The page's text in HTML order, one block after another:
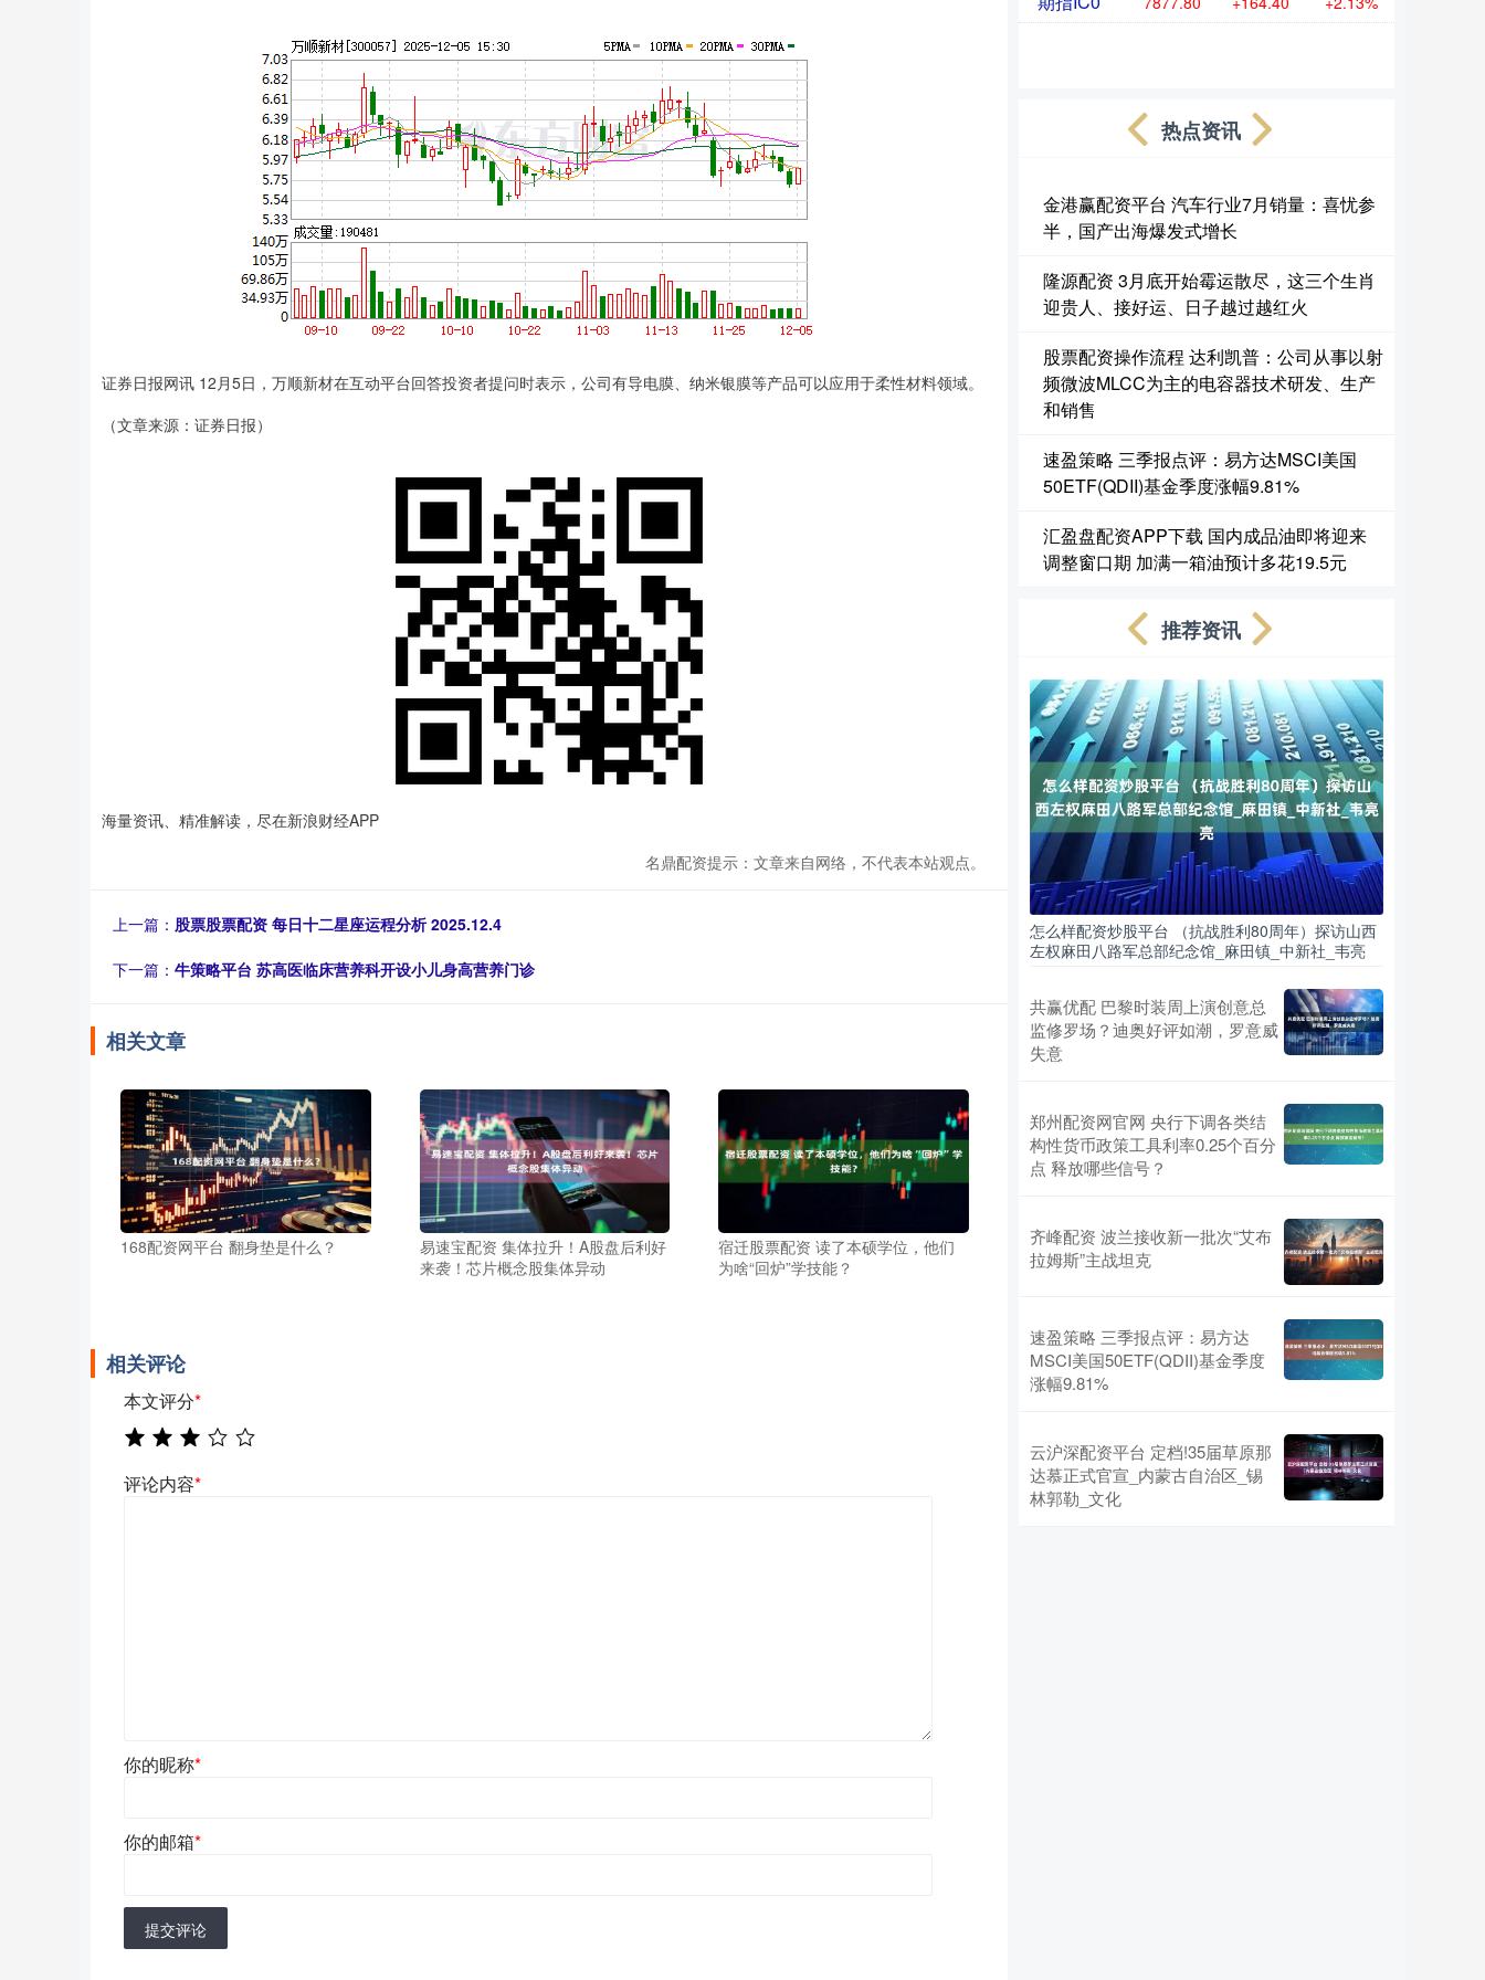
证券日报网讯 12月5日，万顺新材在互动平台回答投资者提问时表示，公司有导电膜、纳米银膜等产品可以应用于柔性材料领域。
（文章来源：证券日报）
海量资讯、精准解读，尽在新浪财经APP
名鼎配资提示：文章来自网络，不代表本站观点。
上一篇： 股票股票配资 每日十二星座运程分析 2025.12.4
下一篇： 牛策略平台 苏高医临床营养科开设小儿身高营养门诊
相关文章
168配资网平台 翻身垫是什么？
易速宝配资 集体拉升！A股盘后利好
来袭！芯片概念股集体异动
宿迁股票配资 读了本硕学位，他们
为啥“回炉”学技能？
相关评论
本文评分*
评论内容*
你的昵称*
你的邮箱*
提交评论
热点资讯
金港赢配资平台 汽车行业7月销量：喜忧参
半，国产出海爆发式增长
隆源配资 3月底开始霉运散尽，这三个生肖
迎贵人、接好运、日子越过越红火
股票配资操作流程 达利凯普：公司从事以射
频微波MLCC为主的电容器技术研发、生产
和销售
速盈策略 三季报点评：易方达MSCI美国
50ETF(QDII)基金季度涨幅9.81%
汇盈盘配资APP下载 国内成品油即将迎来
调整窗口期 加满一箱油预计多花19.5元
推荐资讯
怎么样配资炒股平台 （抗战胜利80周年）探访山西
左权麻田八路军总部纪念馆_麻田镇_中新社_韦亮
共赢优配 巴黎时装周上演创意总
监修罗场？迪奥好评如潮，罗意威
失意
郑州配资网官网 央行下调各类结
构性货币政策工具利率0.25个百分
点 释放哪些信号？
齐峰配资 波兰接收新一批次“艾布
拉姆斯”主战坦克
速盈策略 三季报点评：易方达
MSCI美国50ETF(QDII)基金季度
涨幅9.81%
云沪深配资平台 定档!35届草原那
达慕正式官宣_内蒙古自治区_锡
林郭勒_文化